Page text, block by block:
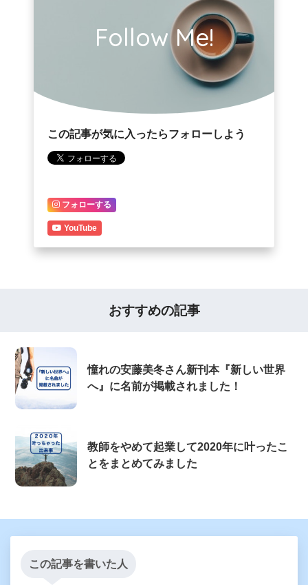
Follow Me!
この記事が気に入ったらフォローしよう
フォローする
YouTube
おすすめの記事
憧れの安藤美冬さん新刊本『新しい世界
へ』に名前が掲載されました！
教師をやめて起業して2020年に叶ったこ
とをまとめてみました
この記事を書いた人